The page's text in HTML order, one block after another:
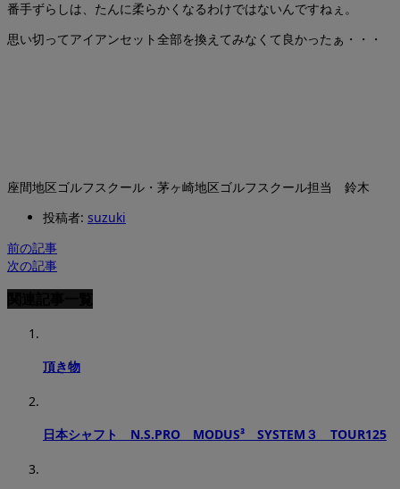
番手ずらしは、たんに柔らかくなるわけではないんですねぇ。
思い切ってアイアンセット全部を換えてみなくて良かったぁ・・・
座間地区ゴルフスクール・茅ヶ崎地区ゴルフスクール担当 鈴木
投稿者: suzuki
前の記事
次の記事
頂き物
日本シャフト N.S.PRO MODUS³ SYSTEM３ TOUR125